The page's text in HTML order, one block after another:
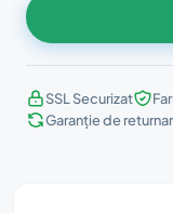
SSL Securizat
Garanție de